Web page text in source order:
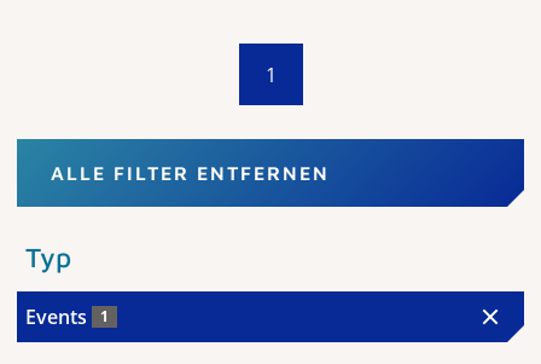
1
ALLE FILTER ENTFERNEN
Typ
Events 1